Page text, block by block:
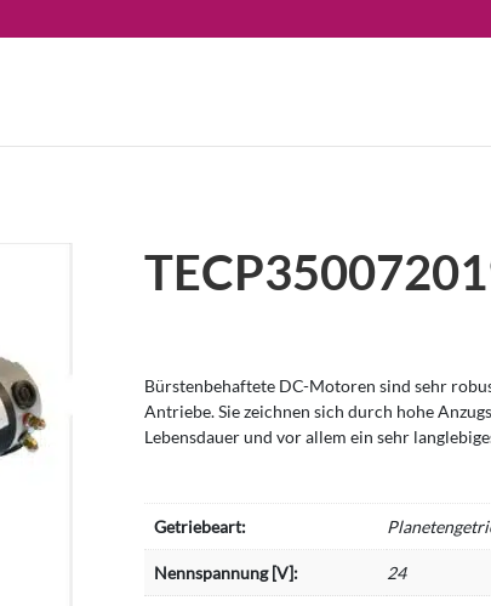
Bürstenbehaftete DC-Motoren sind sehr
Antriebe. Sie zeichnen sich durch hohe
Lebensdauer und vor allem ein sehr
Getriebeart:
Nennspannung [V]: 24